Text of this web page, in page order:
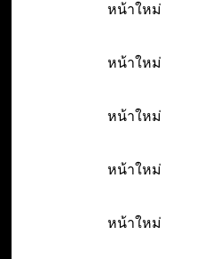
หน้าใหม่
หน้าใหม่
หน้าใหม่
หน้าใหม่
หน้าใหม่